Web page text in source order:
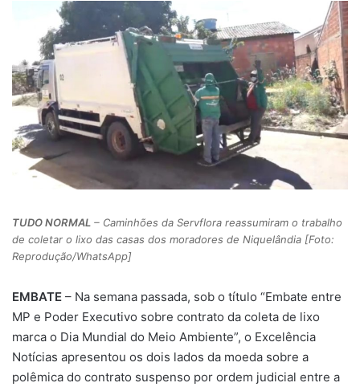
TUDO NORMAL – Caminhões da Servflora reassumiram o trabalho
de coletar o lixo das casas dos moradores de Niquelândia [Foto:
Reprodução/WhatsApp]
EMBATE – Na semana passada, sob o título “Embate entre
MP e Poder Executivo sobre contrato da coleta de lixo
marca o Dia Mundial do Meio Ambiente”, o Excelência
Notícias apresentou os dois lados da moeda sobre a
polêmica do contrato suspenso por ordem judicial entre a